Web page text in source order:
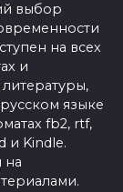
выбор
на всех
и
языке
fb2, rtf,
и Kindle.
на